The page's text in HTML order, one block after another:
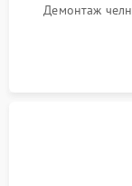
Демонтаж
внутренних
остатков